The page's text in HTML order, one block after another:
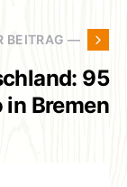
BEITRAG —
95
in Bremen